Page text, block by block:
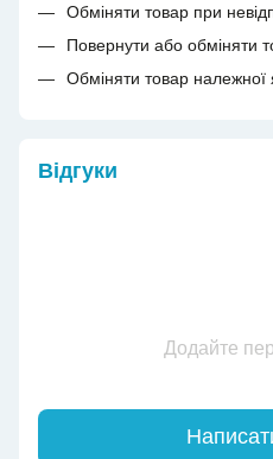
Обміняти товар при
Повернути або обміняти
Обміняти товар належної
Відгуки
Додайте